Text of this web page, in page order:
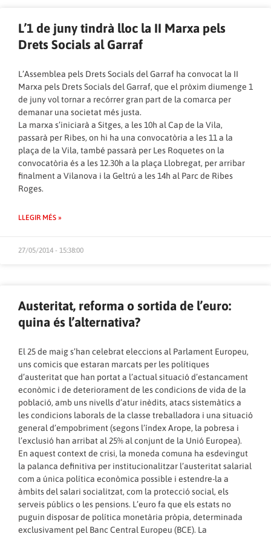
L’1 de juny tindrà lloc la II Marxa pels
Drets Socials al Garraf
L’Assemblea pels Drets Socials del Garraf ha convocat la II
Marxa pels Drets Socials del Garraf, que el pròxim diumenge 1
de juny vol tornar a recórrer gran part de la comarca per
demanar una societat més justa.
La marxa s’iniciarà a Sitges, a les 10h al Cap de la Vila,
passarà per Ribes, on hi ha una convocatòria a les 11 a la
plaça de la Vila, també passarà per Les Roquetes on la
convocatòria és a les 12.30h a la plaça Llobregat, per arribar
finalment a Vilanova i la Geltrú a les 14h al Parc de Ribes
Roges.
LLEGIR MÉS »
27/05/2014 - 15:38:00
Austeritat, reforma o sortida de l’euro:
quina és l’alternativa?
El 25 de maig s’han celebrat eleccions al Parlament Europeu,
uns comicis que estaran marcats per les polítiques
d’austeritat que han portat a l’actual situació d’estancament
econòmic i de deteriorament de les condicions de vida de la
població, amb uns nivells d’atur inèdits, atacs sistemàtics a
les condicions laborals de la classe treballadora i una situació
general d’empobriment (segons l’índex Arope, la pobresa i
l’exclusió han arribat al 25% al conjunt de la Unió Europea).
En aquest context de crisi, la moneda comuna ha esdevingut
la palanca definitiva per institucionalitzar l’austeritat salarial
com a única política econòmica possible i estendre-la a
àmbits del salari socialitzat, com la protecció social, els
serveis públics o les pensions. L’euro fa que els estats no
puguin disposar de política monetària pròpia, determinada
exclusivament pel Banc Central Europeu (BCE). La